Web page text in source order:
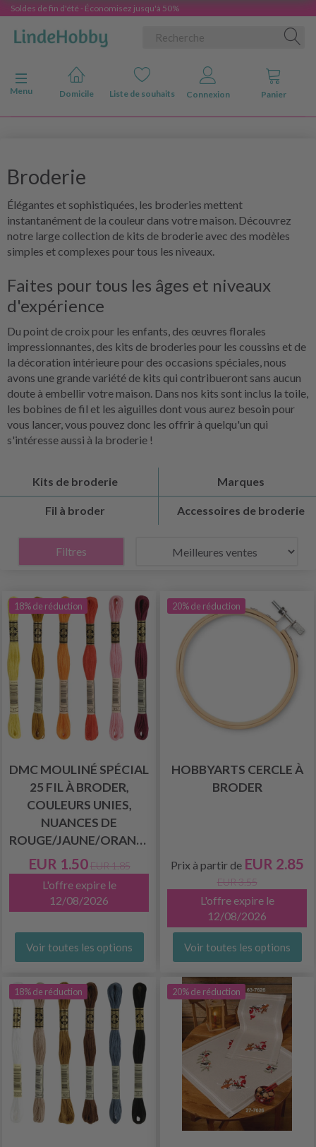
Soldes de fin d'été - Économisez jusqu'à 50%
Basculer la navigation
Menu
Domicile Liste de souhaits Connexion Panier
Broderie
Élégantes et sophistiquées, les broderies mettent
instantanément de la couleur dans votre maison. Découvrez
notre large collection de kits de broderie avec des modèles
simples et complexes pour tous les niveaux.
Faites pour tous les âges et niveaux
d'expérience
Du point de croix pour les enfants, des œuvres florales
impressionnantes, des kits de broderies pour les coussins et de
la décoration intérieure pour des occasions spéciales, nous
avons une grande variété de kits qui contribueront sans aucun
doute à embellir votre maison. Dans nos kits sont inclus la toile,
les bobines de fil et les aiguilles dont vous aurez besoin pour
vous lancer, vous pouvez donc les offrir à quelqu'un qui
s'intéresse aussi à la broderie !
Kits de broderie Marques
Fil à broder Accessoires de broderie
Filtres
18% de réduction
DMC MOULINÉ SPÉCIAL
25 FIL À BRODER,
COULEURS UNIES,
NUANCES DE
ROUGE/JAUNE/ORANGE
EUR 1.50 EUR 1.85
L'offre expire le
12/08/2026
Voir toutes les options
20% de réduction
HOBBYARTS CERCLE À
BRODER
Prix à partir de EUR 2.85
EUR 3.55
L'offre expire le
12/08/2026
Voir toutes les options
18% de réduction 20% de réduction